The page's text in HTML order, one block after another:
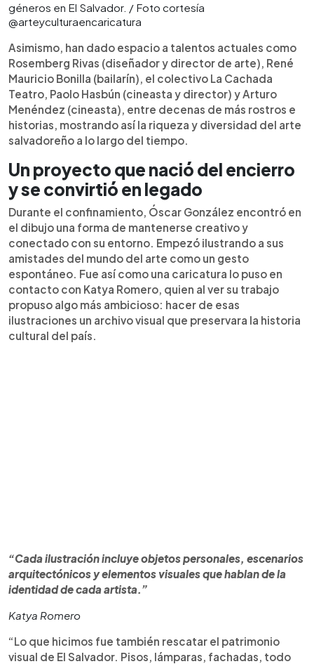
géneros en El Salvador. / Foto cortesía
@arteyculturaencaricatura
Asimismo, han dado espacio a talentos actuales como
Rosemberg Rivas (diseñador y director de arte), René
Mauricio Bonilla (bailarín), el colectivo La Cachada
Teatro, Paolo Hasbún (cineasta y director) y Arturo
Menéndez (cineasta), entre decenas de más rostros e
historias, mostrando así la riqueza y diversidad del arte
salvadoreño a lo largo del tiempo.
Un proyecto que nació del encierro
y se convirtió en legado
Durante el confinamiento, Óscar González encontró en
el dibujo una forma de mantenerse creativo y
conectado con su entorno. Empezó ilustrando a sus
amistades del mundo del arte como un gesto
espontáneo. Fue así como una caricatura lo puso en
contacto con Katya Romero, quien al ver su trabajo
propuso algo más ambicioso: hacer de esas
ilustraciones un archivo visual que preservara la historia
cultural del país.
“Cada ilustración incluye objetos personales, escenarios
arquitectónicos y elementos visuales que hablan de la
identidad de cada artista.”
Katya Romero
“Lo que hicimos fue también rescatar el patrimonio
visual de El Salvador. Pisos, lámparas, fachadas, todo